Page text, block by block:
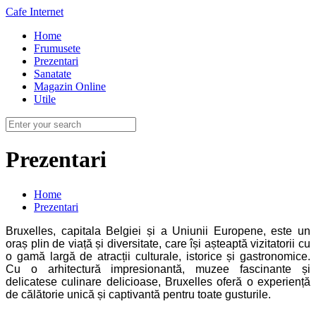
Cafe Internet
Home
Frumusete
Prezentari
Sanatate
Magazin Online
Utile
Prezentari
Home
Prezentari
Bruxelles, capitala Belgiei și a Uniunii Europene, este un
oraș plin de viață și diversitate, care își așteaptă vizitatorii cu
o gamă largă de atracții culturale, istorice și gastronomice.
Cu o arhitectură impresionantă, muzee fascinante și
delicatese culinare delicioase, Bruxelles oferă o experiență
de călătorie unică și captivantă pentru toate gusturile.